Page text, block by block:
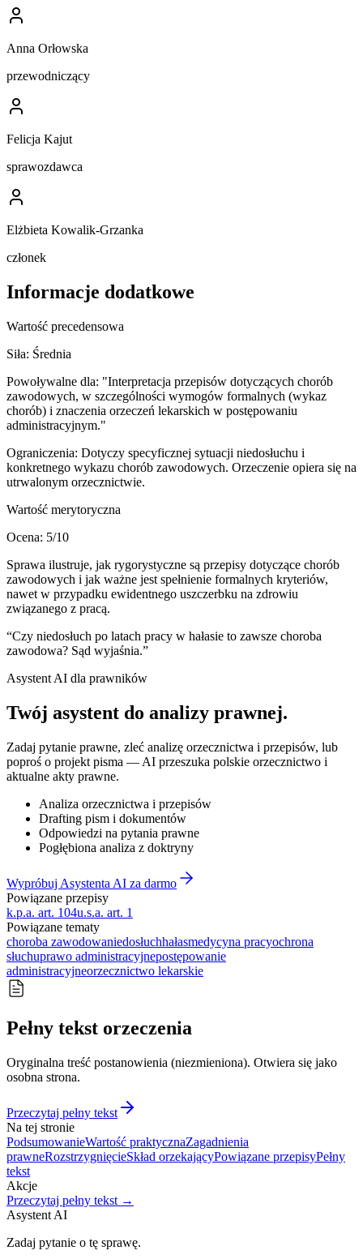
Anna Orłowska
przewodniczący
Felicja Kajut
sprawozdawca
Elżbieta Kowalik-Grzanka
członek
Informacje dodatkowe
Wartość precedensowa
Siła: Średnia
Powoływalne dla: "Interpretacja przepisów dotyczących chorób
zawodowych, w szczególności wymogów formalnych (wykaz
chorób) i znaczenia orzeczeń lekarskich w postępowaniu
administracyjnym."
Ograniczenia: Dotyczy specyficznej sytuacji niedosłuchu i
konkretnego wykazu chorób zawodowych. Orzeczenie opiera się na
utrwalonym orzecznictwie.
Wartość merytoryczna
Ocena: 5/10
Sprawa ilustruje, jak rygorystyczne są przepisy dotyczące chorób
zawodowych i jak ważne jest spełnienie formalnych kryteriów,
nawet w przypadku ewidentnego uszczerbku na zdrowiu
związanego z pracą.
“Czy niedosłuch po latach pracy w hałasie to zawsze choroba
zawodowa? Sąd wyjaśnia.”
Asystent AI dla prawników
Twój asystent do analizy prawnej.
Zadaj pytanie prawne, zleć analizę orzecznictwa i przepisów, lub
poproś o projekt pisma — AI przeszuka polskie orzecznictwo i
aktualne akty prawne.
Analiza orzecznictwa i przepisów
Drafting pism i dokumentów
Odpowiedzi na pytania prawne
Pogłębiona analiza z doktryny
Wypróbuj Asystenta AI za darmo
Powiązane przepisy
k.p.a. art. 104u.s.a. art. 1
Powiązane tematy
choroba zawodowaniedosłuchhałasmedycyna pracyochrona
słuchuprawo administracyjnepostępowanie
administracyjneorzecznictwo lekarskie
Pełny tekst orzeczenia
Oryginalna treść postanowienia (niezmieniona). Otwiera się jako
osobna strona.
Przeczytaj pełny tekst
Na tej stronie
PodsumowanieWartość praktycznaZagadnienia
prawneRozstrzygnięcieSkład orzekającyPowiązane przepisyPełny
tekst
Akcje
Przeczytaj pełny tekst →
Asystent AI
Zadaj pytanie o tę sprawę.